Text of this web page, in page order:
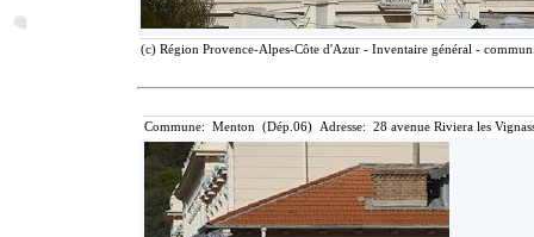
(c) Région Provence-Alpes-Côte d'Azur - Inventaire général -
Commune: Menton (Dép.06) Adresse: 28 avenue Riviera les